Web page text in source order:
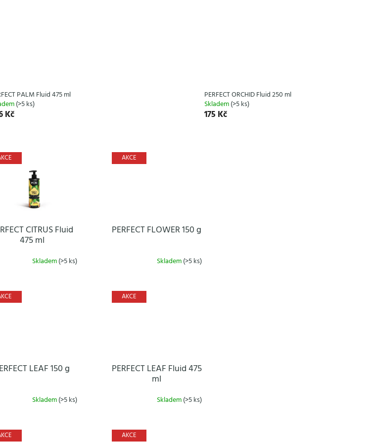
PALM Fluid 475 ml
(>5 ks)
Kč
PERFECT ORCHID Fluid 250 ml
Skladem(>5 ks)
175 Kč
CITRUS Fluid
475 ml
Skladem(>5 ks)
AKCE
PERFECT FLOWER 150 g
Skladem(>5 ks)
LEAF 150 g
Skladem(>5 ks)
AKCE
PERFECT LEAF Fluid 475
ml
Skladem(>5 ks)
AKCE